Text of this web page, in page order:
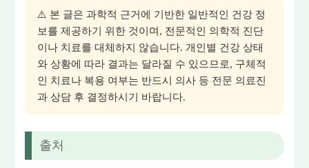
⚠️ 본 글은 과학적 근거에 기반한 일반적인 건강 정
보를 제공하기 위한 것이며, 전문적인 의학적 진단
이나 치료를 대체하지 않습니다. 개인별 건강 상태
와 상황에 따라 결과는 달라질 수 있으므로, 구체적
인 치료나 복용 여부는 반드시 의사 등 전문 의료진
과 상담 후 결정하시기 바랍니다.
출처